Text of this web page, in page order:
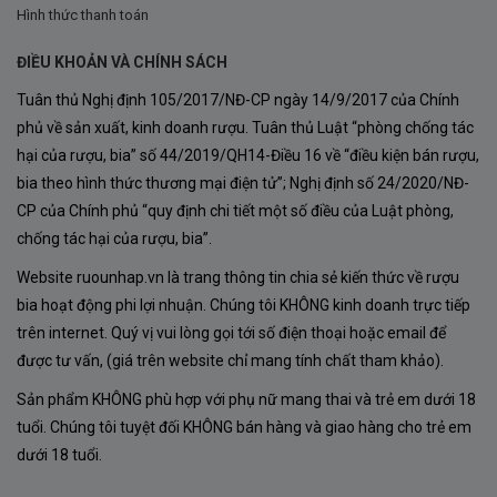
Cấu trúc mạnh mẽ.
Tiềm năng lưu trữ lâu năm.
Khi được trồng tại Chile, Cabernet Sauvignon thường
cho ra những chai vang có phong cách mềm mại hơn
Bordeaux nhưng vẫn giữ được cấu trúc chắc chắn và độ
đậm đà đặc trưng.
1879 Cabernet Sauvignon 3L là minh chứng rõ nét cho
sự thành công của giống nho này trên vùng đất Chile.
Thiết Kế Rượu Vang Bịch 1879 Cabernet
Sauvignon 3L Hiện Đại Và Tiện Lợi
Một trong những điểm nổi bật nhất của sản phẩm chính
là thiết kế Bag-in-Box hiện đại.
Hình thức thanh toán
ĐIỀU KHOẢN VÀ CHÍNH SÁCH
Tuân thủ Nghị định 105/2017/NĐ-CP ngày 14/9/2017 của Chính
phủ về sản xuất, kinh doanh rượu. Tuân thủ Luật “phòng chống tác
hại của rượu, bia” số 44/2019/QH14-Điều 16 về “điều kiện bán rượu,
bia theo hình thức thương mại điện tử”; Nghị định số 24/2020/NĐ-
CP của Chính phủ “quy định chi tiết một số điều của Luật phòng,
chống tác hại của rượu, bia”.
Website ruounhap.vn là trang thông tin chia sẻ kiến thức về rượu
bia hoạt động phi lợi nhuận. Chúng tôi KHÔNG kinh doanh trực tiếp
trên internet. Quý vị vui lòng gọi tới số điện thoại hoặc email để
được tư vấn, (giá trên website chỉ mang tính chất tham khảo).
Sản phẩm KHÔNG phù hợp với phụ nữ mang thai và trẻ em dưới 18
tuổi. Chúng tôi tuyệt đối KHÔNG bán hàng và giao hàng cho trẻ em
dưới 18 tuổi.